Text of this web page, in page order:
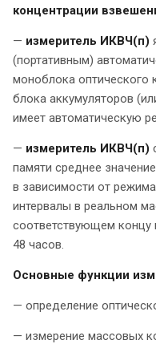
концентрации
— измеритель ИКВЧ(п)
(портативным)
моноблока оптического
блока аккумуляторов
имеет автоматическую
— измеритель ИКВЧ(п)
памяти среднее
в зависимости от
интервалы в реальном
соответствующем концу
48 часов.
Основные функции
— определение
— измерение массовых